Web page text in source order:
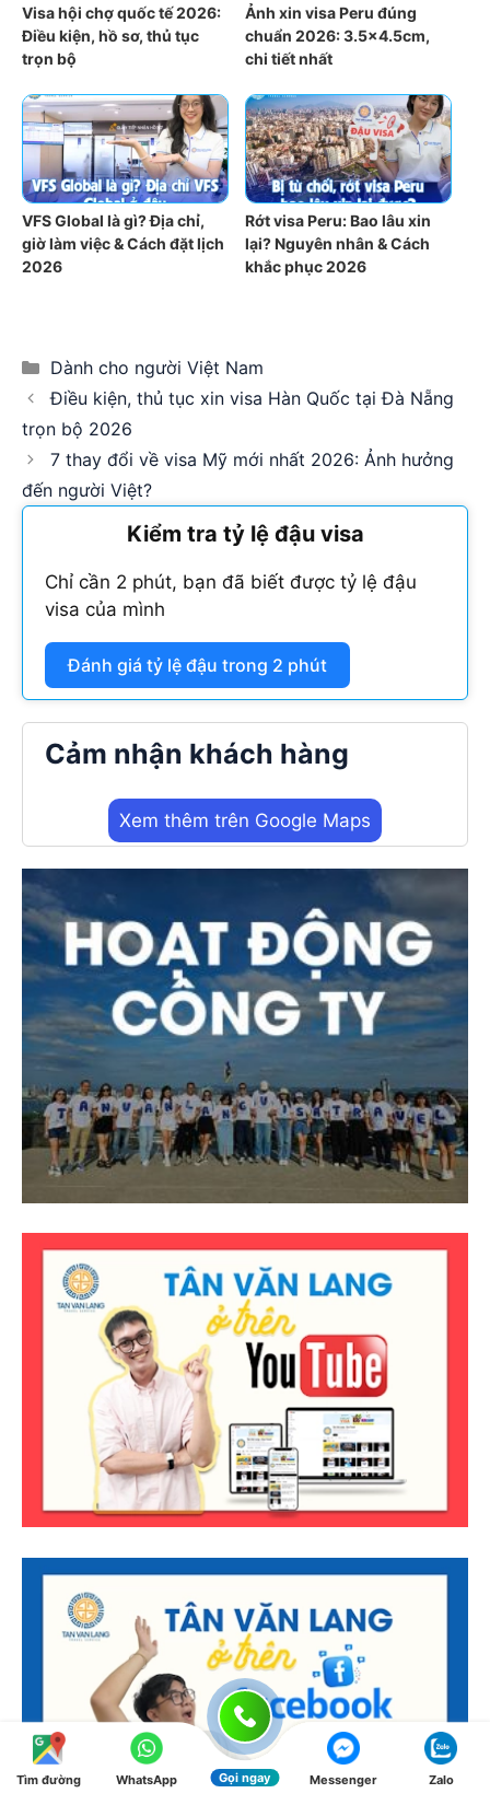
Visa hội chợ quốc tế 2026:
Điều kiện, hồ sơ, thủ tục
trọn bộ
Ảnh xin visa Peru đúng
chuẩn 2026: 3.5×4.5cm,
chi tiết nhất
VFS Global là gì? Địa chỉ,
giờ làm việc & Cách đặt lịch
2026
Rớt visa Peru: Bao lâu xin
lại? Nguyên nhân & Cách
khắc phục 2026
Categories
Dành cho người Việt Nam
Điều kiện, thủ tục xin visa Hàn Quốc tại Đà Nẵng
trọn bộ 2026
7 thay đổi về visa Mỹ mới nhất 2026: Ảnh hưởng
đến người Việt?
Kiểm tra tỷ lệ đậu visa
Chỉ cần 2 phút, bạn đã biết được tỷ lệ đậu
visa của mình
Đánh giá tỷ lệ đậu trong 2 phút
Cảm nhận khách hàng
Xem thêm trên Google Maps
Tìm đường WhatsApp Gọi ngay Messenger Zalo